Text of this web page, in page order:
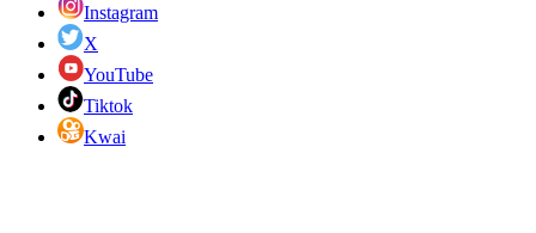
Instagram
X
YouTube
Tiktok
Kwai